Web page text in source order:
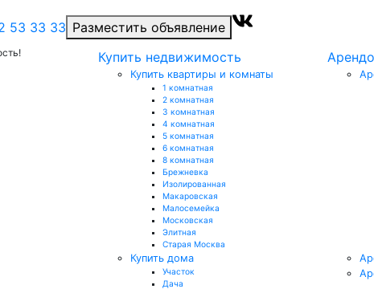
Купить недвижимость
Купить квартиры и комнаты
1 комнатная
2 комнатная
3 комнатная
4 комнатная
5 комнатная
6 комнатная
8 комнатная
Брежневка
Изолированная
Макаровская
Малосемейка
Московская
Элитная
Старая Москва
Купить дома
Участок
Дача
53 33 33 Разместить объявление